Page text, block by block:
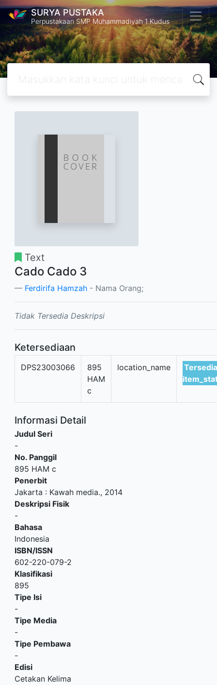
SURYA PUSTAKA
Perpustakaan SMP Muhammadiyah 1 Kudus
Text
Cado Cado 3
Ferdirifa Hamzah - Nama Orang;
Tidak Tersedia Deskripsi
Ketersediaan
DPS23003066
895
HAM
c
location_name
Informasi Detail
Judul Seri
-
No. Panggil
895 HAM c
Penerbit
Jakarta : Kawah media., 2014
Deskripsi Fisik
-
Bahasa
Indonesia
ISBN/ISSN
602-220-079-2
Klasifikasi
895
Tipe Isi
-
Tipe Media
-
Tipe Pembawa
-
Edisi
Cetakan Kelima